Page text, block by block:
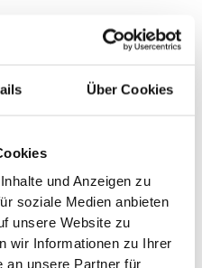
Über Cookies
und Anzeigen zu
soziale Medien anbieten
unsere Website zu
wir Informationen zu Ihrer
an unsere Partner für
bekommst
schönen